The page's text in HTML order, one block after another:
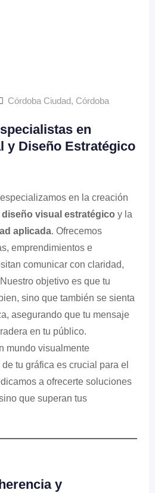
Córdoba Ciudad, Córdoba
en
y Diseño Estratégico
en la creación
diseño visual estratégico y la
aplicada. Ofrecemos
emprendimientos e
comunicar con claridad,
objetivo es que tu
sino que también se sienta
asegurando que tu mensaje
en tu público.
mundo visualmente
tu gráfica es crucial para el
a ofrecerte soluciones
que superan tus
y